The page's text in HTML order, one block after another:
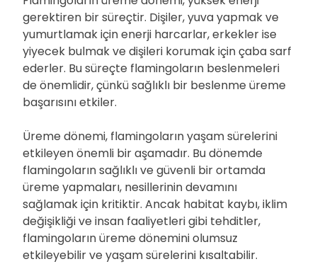
gerektiren bir süreçtir. Dişiler, yuva yapmak ve
yumurtlamak için enerji harcarlar, erkekler ise
yiyecek bulmak ve dişileri korumak için çaba sarf
ederler. Bu süreçte flamingoların beslenmeleri
de önemlidir, çünkü sağlıklı bir beslenme üreme
başarısını etkiler.
Üreme dönemi, flamingoların yaşam sürelerini
etkileyen önemli bir aşamadır. Bu dönemde
flamingoların sağlıklı ve güvenli bir ortamda
üreme yapmaları, nesillerinin devamını
sağlamak için kritiktir. Ancak habitat kaybı, iklim
değişikliği ve insan faaliyetleri gibi tehditler,
flamingoların üreme dönemini olumsuz
etkileyebilir ve yaşam sürelerini kısaltabilir.